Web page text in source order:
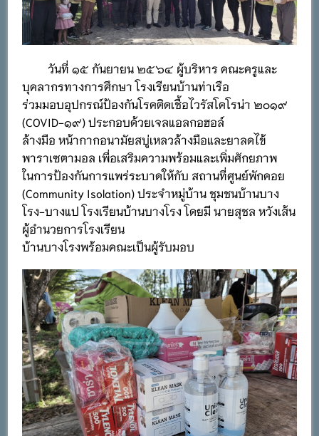
วันที่ ๑๕ กันยายน ๒๕๖๔ ผู้บริหาร คณะครูและ
บุคลากรทางการศึกษา โรงเรียนบ้านท่าเรือ
ร่วมมอบอุปกรณ์ป้องกันโรคติดเชื้อไวรัสโคโรน่า ๒๐๑๙
(COVID-๑๙) ประกอบด้วยเจลแอลกอฮอล์
ล้างมือ หน้ากากอนามัยสบู่เหลวล้างมือและยาลดไข้
พาราเซตามอล เพื่อเสริมความพร้อมและเพิ่มศักยภาพ
ในการป้องกันการแพร่ระบาดให้กับ สถานที่ศูนย์พักคอย
(Community Isolation) ประจำหมู่บ้าน ชุมชนบ้านบาง
โรง-บางแป โรงเรียนบ้านบางโรง โดยมี นายสุชล หวังเส้น
ผู้อำนวยการโรงเรียน
บ้านบางโรงพร้อมคณะเป็นผู้รับมอบ